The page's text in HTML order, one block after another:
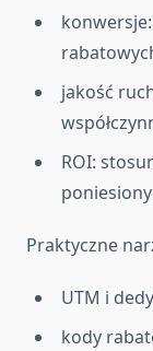
jakość
ROI:
Praktyczne
UTM i
kody